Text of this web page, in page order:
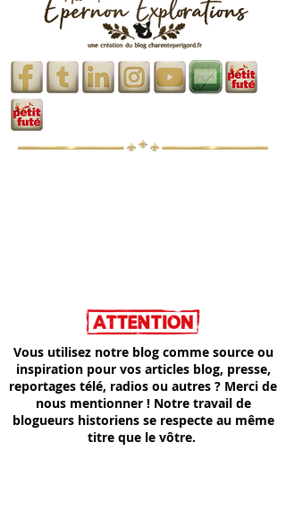
Vous utilisez notre blog comme source ou
inspiration pour vos articles blog, presse,
reportages télé, radios ou autres ? Merci de
nous mentionner ! Notre travail de
blogueurs historiens se respecte au même
titre que le vôtre.